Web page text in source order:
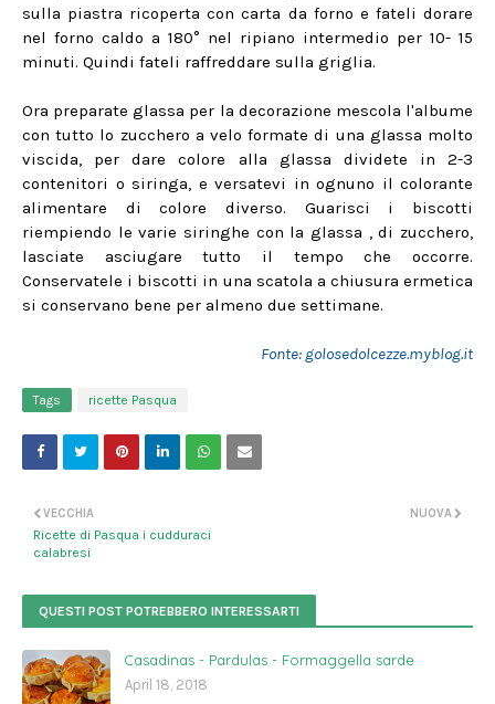
sulla piastra ricoperta con carta da forno e fateli dorare
nel forno caldo a 180° nel ripiano intermedio per 10- 15
minuti. Quindi fateli raffreddare sulla griglia.
Ora preparate glassa per la decorazione mescola l'albume
con tutto lo zucchero a velo formate di una glassa molto
viscida, per dare colore alla glassa dividete in 2-3
contenitori o siringa, e versatevi in ognuno il colorante
alimentare di colore diverso. Guarisci i biscotti
riempiendo le varie siringhe con la glassa , di zucchero,
lasciate asciugare tutto il tempo che occorre.
Conservatele i biscotti in una scatola a chiusura ermetica
si conservano bene per almeno due settimane.
Fonte: golosedolcezze.myblog.it
Tags ricette Pasqua
NUOVA
VECCHIA
Ricette di Pasqua i cudduraci
calabresi
QUESTI POST POTREBBERO INTERESSARTI
Casadinas - Pardulas - Formaggella sarde
April 18, 2018